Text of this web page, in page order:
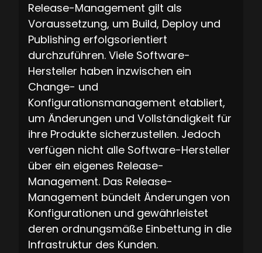
Release-Management gilt als
Voraussetzung, um Build, Deploy und
Publishing erfolgsorientiert
durchzuführen. Viele Software-
Hersteller haben inzwischen ein
Change- und
Konfigurationsmanagement etabliert,
um Änderungen und Vollständigkeit für
ihre Produkte sicherzustellen. Jedoch
verfügen nicht alle Software-Hersteller
über ein eigenes Release-
Management. Das Release-
Management bündelt Änderungen von
Konfigurationen und gewährleistet
deren ordnungsmäße Einbettung in die
Infrastruktur des Kunden.